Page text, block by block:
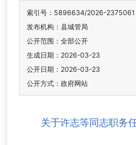
索引号：5896634/2026-2375061
发布机构：县城管局
公开范围：全部公开
生成日期：2026-03-23
公开日期：2026-03-23
公开方式：政府网站
关于许志等同志职务